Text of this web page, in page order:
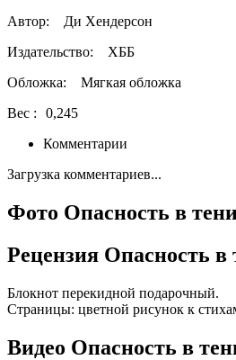
Автор:
Ди Хендерсон
Издательство:
ХББ
Обложка: Мягкая обложка
Вес :
0,245
Комментарии
Загрузка комментариев...
Фото Опасность в
Рецензия Опасность в
Блокнот перекидной подарочный.
Страницы: цветной рисунок к
Видео Опасность в